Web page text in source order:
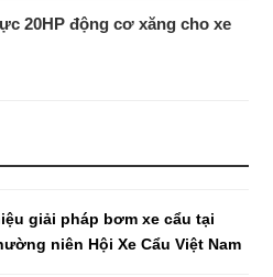
20HP động cơ xăng cho xe
giải pháp bơm xe cẩu tại
niên Hội Xe Cẩu Việt Nam